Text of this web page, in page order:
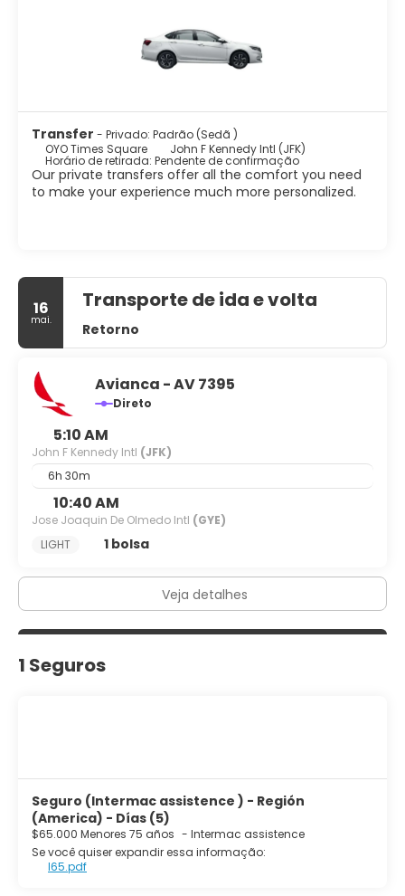
Transfer - Privado: Padrão (Sedã )
OYO Times Square
John F Kennedy Intl (JFK)
Horário de retirada: Pendente de confirmação
Our private transfers offer all the comfort you need
to make your experience much more personalized.
16
mai.
Transporte de ida e volta
Retorno
Avianca - AV 7395
Direto
5:10 AM
John F Kennedy Intl (JFK)
6h 30m
10:40 AM
Jose Joaquin De Olmedo Intl (GYE)
LIGHT
1 bolsa
Veja detalhes
1 Seguros
Seguro (Intermac assistence ) - Región
(America) - Días (5)
$65.000 Menores 75 años - Intermac assistence
Se você quiser expandir essa informação:
I65.pdf